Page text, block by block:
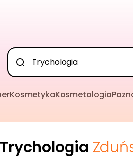
KosmetykaKosmetologia
Trychologia